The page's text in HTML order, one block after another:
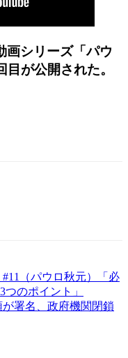
画シリーズ「パウ
が公開された。
#11（パウロ秋元）「必
のポイント」
署名、政府機関閉鎖